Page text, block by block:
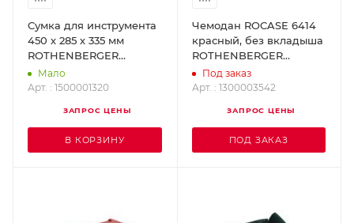
Cумка для инструмента
450 х 285 х 335 мм
ROTHENBERGER
1500001320
Мало
Арт. : 1500001320
ЗАПРОС ЦЕНЫ
В КОРЗИНУ
Чемодан ROCASE 6414
красный, без вкладыша
ROTHENBERGER
1300003542
Под заказ
Арт. : 1300003542
ЗАПРОС ЦЕНЫ
ПОД ЗАКАЗ